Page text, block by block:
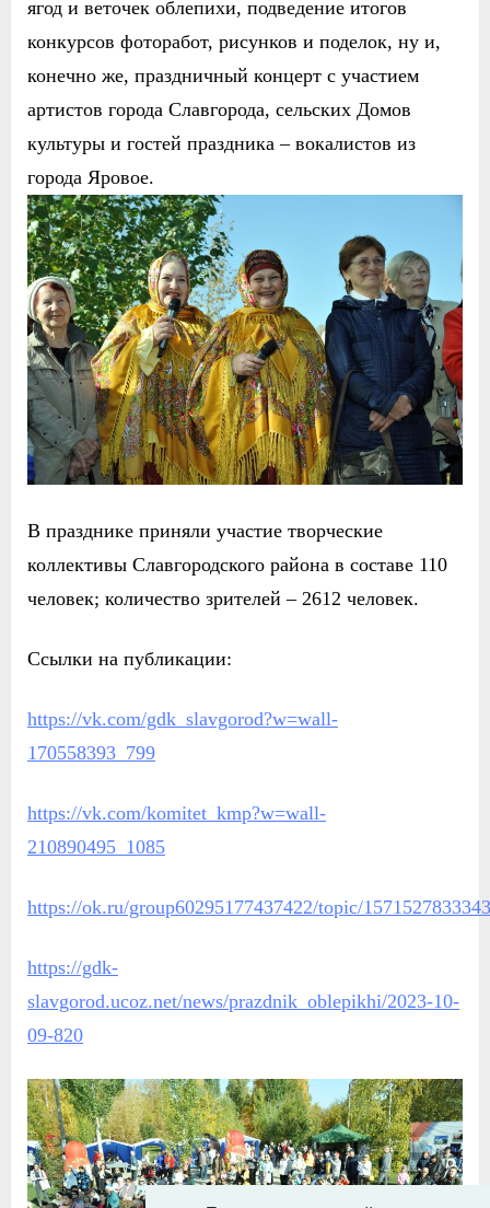
ягод и веточек облепихи, подведение итогов
конкурсов фоторабот, рисунков и поделок, ну и,
конечно же, праздничный концерт с участием
артистов города Славгорода, сельских Домов
культуры и гостей праздника – вокалистов из
города Яровое.
В празднике приняли участие творческие
коллективы Славгородского района в составе 110
человек; количество зрителей – 2612 человек.
Ссылки на публикации:
https://vk.com/gdk_slavgorod?w=wall-
170558393_799
https://vk.com/komitet_kmp?w=wall-
210890495_1085
https://ok.ru/group60295177437422/topic/
https://gdk-
slavgorod.ucoz.net/news/prazdnik_oblepikhi/2023-10-
09-820